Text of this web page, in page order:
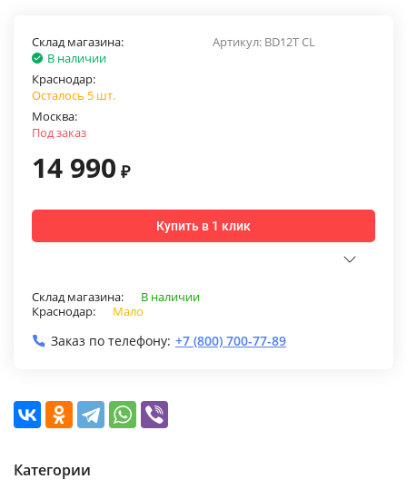
Артикул: BD12T CL
Склад магазина:
В наличии
Краснодар:
Осталось 5 шт.
Москва:
Под заказ
14 990 ₽
Купить в 1 клик
Склад магазина:
В наличии
Краснодар:
Мало
Заказ по телефону: +7 (800) 700-77-89
Категории